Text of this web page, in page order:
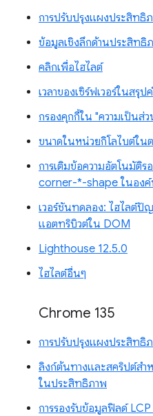
การปรับปรุงแผงประสิทธิ
ข้อมูลเชิงลึกด้านประสิทธิ
คลิกเพื่อไฮไลต์
เวลาของเซิร์ฟเวอร์ในสรุป
กรองคุกกี้ใน "ความเป็นส่
ขนาดในหน่วยกิโลไบต์ใน
การเติมข้อความอัตโนมัติ
corner-*-shape ในองค์
เวอร์ชันทดลอง: ไฮไลต์ปั
แอตทริบิวต์ใน DOM
Lighthouse 12.5.0
ไฮไลต์อื่นๆ
Chrome 135
การปรับปรุงแผงประสิทธิ
ลิงก์ต้นทางและสคริปต์สำ
ในประสิทธิภาพ
การรองรับข้อมูลฟิลด์ LCP